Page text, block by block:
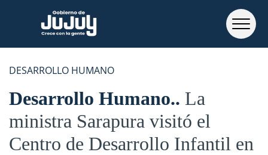
DESARROLLO HUMANO
Desarrollo Humano. La
ministra Sarapura visitó el
Centro de Desarrollo Infantil en